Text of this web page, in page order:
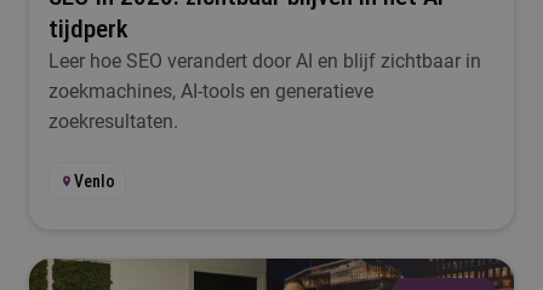
tijdperk
Leer hoe SEO verandert door AI en blijf zichtbaar in
zoekmachines, AI-tools en generatieve
zoekresultaten.
Venlo